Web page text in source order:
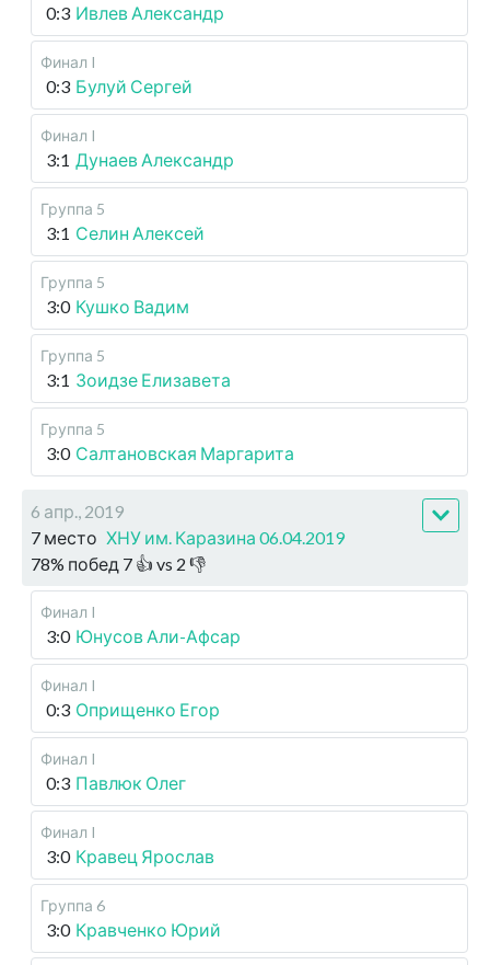
0:3 Ивлев Александр
Финал I
0:3 Булуй Сергей
Финал I
3:1 Дунаев Александр
Группа 5
3:1 Селин Алексей
Группа 5
3:0 Кушко Вадим
Группа 5
3:1 Зоидзе Елизавета
Группа 5
3:0 Салтановская Маргарита
6 апр., 2019
7 место ХНУ им. Каразина 06.04.2019
78% побед 7 👍 vs 2 👎
Финал I
3:0 Юнусов Али-Афсар
Финал I
0:3 Оприщенко Егор
Финал I
0:3 Павлюк Олег
Финал I
3:0 Кравец Ярослав
Группа 6
3:0 Кравченко Юрий